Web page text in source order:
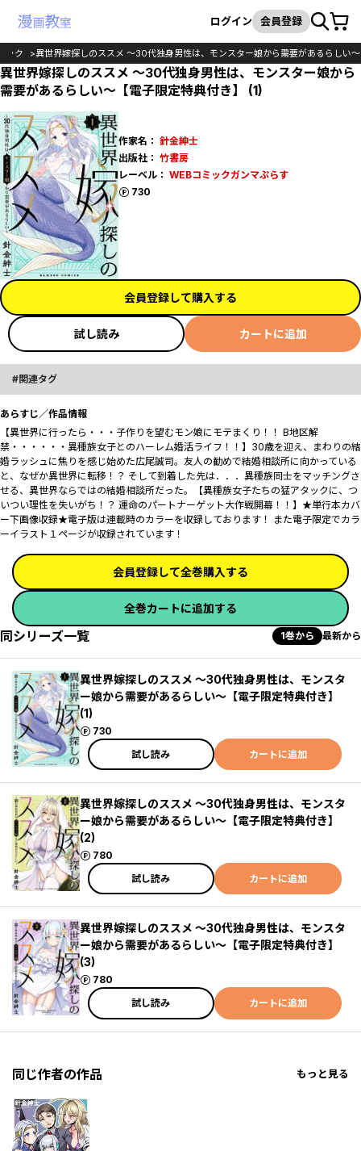
検索
ログイン 会員登録カート
ック 異世界嫁探しのススメ ～30代独身男性は、モンスター娘から需要があるらしい～
異世界嫁探しのススメ ～30代独身男性は、モンスター娘から
需要があるらしい～【電子限定特典付き】 (1)
作家名： 針金紳士
出版社： 竹書房
レーベル： WEBコミックガンマぷらす
730
ポイント
会員登録して購入する
試し読み カートに追加
関連タグ
あらすじ／作品情報
【異世界に行ったら・・・子作りを望むモン娘にモテまくり！！ B地区解
禁・・・・・・異種族女子とのハーレム婚活ライフ！！】30歳を迎え、まわりの結
婚ラッシュに焦りを感じ始めた広尾誠司。友人の勧めで結婚相談所に向かっている
と、なぜか異世界に転移！？ そして到着した先は．．．異種族同士をマッチングさ
せる、異世界ならではの結婚相談所だった――。【異種族女子たちの猛アタックに、つ
いつい理性を失いがち！？ 運命のパートナーゲット大作戦――開幕！！】★単行本カバ
ー下画像収録★電子版は連載時のカラーを収録しております！ また電子限定でカラ
ーイラスト１ページが収録されています！
会員登録して全巻購入する
全巻カートに追加する
同シリーズ一覧 1巻から 最新から
異世界嫁探しのススメ ～30代独身男性は、モンスタ
ー娘から需要があるらしい～【電子限定特典付き】
(1)
730
ポイント
試し読み
カートに追加
異世界嫁探しのススメ ～30代独身男性は、モンスタ
ー娘から需要があるらしい～【電子限定特典付き】
(2)
780
ポイント
試し読み
カートに追加
異世界嫁探しのススメ ～30代独身男性は、モンスタ
ー娘から需要があるらしい～【電子限定特典付き】
(3)
780
ポイント
試し読み
カートに追加
同じ作者の作品 もっと見る